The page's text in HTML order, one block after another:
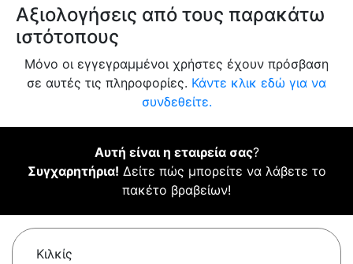
Αξιολογήσεις από τους παρακάτω
ιστότοπους
Μόνο οι εγγεγραμμένοι χρήστες έχουν πρόσβαση
σε αυτές τις πληροφορίες. Κάντε κλικ εδώ για να
συνδεθείτε.
Αυτή είναι η εταιρεία σας?
Συγχαρητήρια! Δείτε πώς μπορείτε να λάβετε το
πακέτο βραβείων!
Κιλκίς